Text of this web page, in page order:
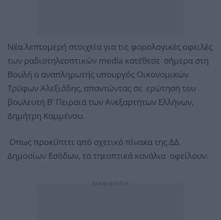
Νέα λεπτομερή στοιχεία για τις φορολογικές οφειλές
των ραδιοτηλεοπτικών media κατέθεσε σήμερα στη
Βουλή ο αναπληρωτής υπουργός Οικονομικών
Τρύφων Αλεξιάδης, απαντώντας σε ερώτηση του
βουλευτή Β’ Πειραιά των Ανεξαρτήτων Ελλήνων,
Δημήτρη Καμμένου.
Οπως προκύπτει από σχετικό πίνακα της ΔΔ
Δημοσίων Εσόδων, τα τηεοπτικά κανάλια οφείλουν: